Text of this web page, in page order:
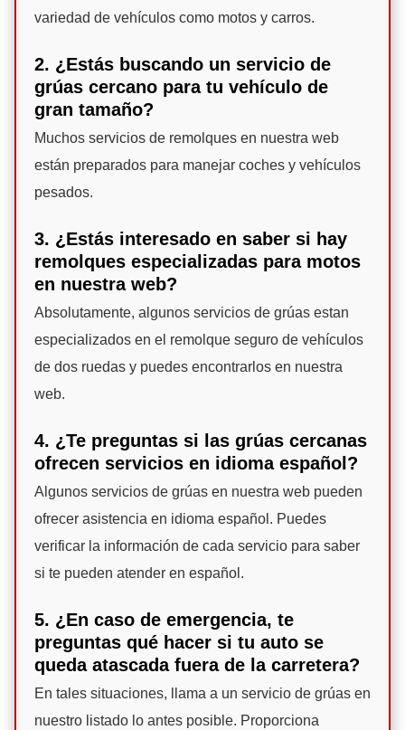
variedad de vehículos como motos y carros.
2. ¿Estás buscando un servicio de
grúas cercano para tu vehículo de
gran tamaño?
Muchos servicios de remolques en nuestra web
están preparados para manejar coches y vehículos
pesados.
3. ¿Estás interesado en saber si hay
remolques especializadas para motos
en nuestra web?
Absolutamente, algunos servicios de grúas estan
especializados en el remolque seguro de vehículos
de dos ruedas y puedes encontrarlos en nuestra
web.
4. ¿Te preguntas si las grúas cercanas
ofrecen servicios en idioma español?
Algunos servicios de grúas en nuestra web pueden
ofrecer asistencia en idioma español. Puedes
verificar la información de cada servicio para saber
si te pueden atender en español.
5. ¿En caso de emergencia, te
preguntas qué hacer si tu auto se
queda atascada fuera de la carretera?
En tales situaciones, llama a un servicio de grúas en
nuestro listado lo antes posible. Proporciona